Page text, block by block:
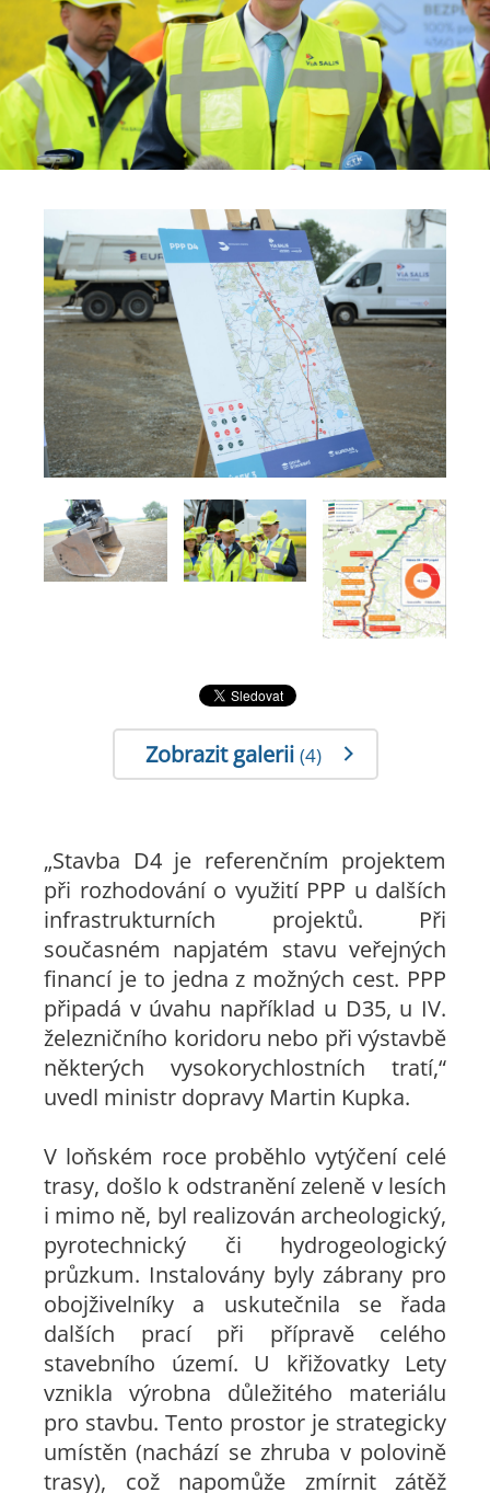
Zobrazit galerii (4)
„Stavba D4 je referenčním projektem
při rozhodování o využití PPP u dalších
infrastrukturních projektů. Při
současném napjatém stavu veřejných
financí je to jedna z možných cest. PPP
připadá v úvahu například u D35, u IV.
železničního koridoru nebo při výstavbě
některých vysokorychlostních tratí,“
uvedl ministr dopravy Martin Kupka.
V loňském roce proběhlo vytýčení celé
trasy, došlo k odstranění zeleně v lesích
i mimo ně, byl realizován archeologický,
pyrotechnický či hydrogeologický
průzkum. Instalovány byly zábrany pro
obojživelníky a uskutečnila se řada
dalších prací při přípravě celého
stavebního území. U křižovatky Lety
vznikla výrobna důležitého materiálu
pro stavbu. Tento prostor je strategicky
umístěn (nachází se zhruba v polovině
trasy), což napomůže zmírnit zátěž